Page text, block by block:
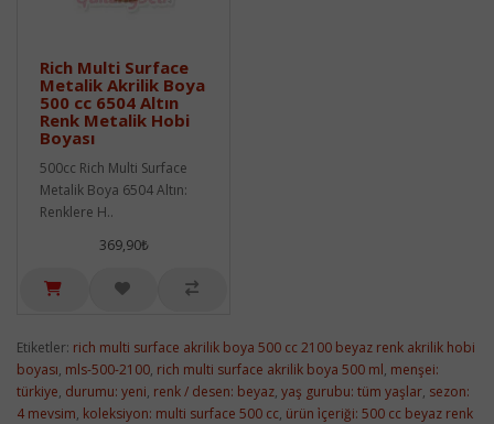
Rich Multi Surface
Metalik Akrilik Boya
500 cc 6504 Altın
Renk Metalik Hobi
Boyası
500cc Rich Multi Surface
Metalik Boya 6504 Altın:
Renklere H..
369,90₺
Etiketler: rich multi surface akrilik boya 500 cc 2100 beyaz renk akrilik hobi
boyası, mls-500-2100, rich multi surface akrilik boya 500 ml, menşei:
türkiye, durumu: yeni, renk / desen: beyaz, yaş gurubu: tüm yaşlar, sezon:
4 mevsim, koleksiyon: multi surface 500 cc, ürün i̇çeriği: 500 cc beyaz renk